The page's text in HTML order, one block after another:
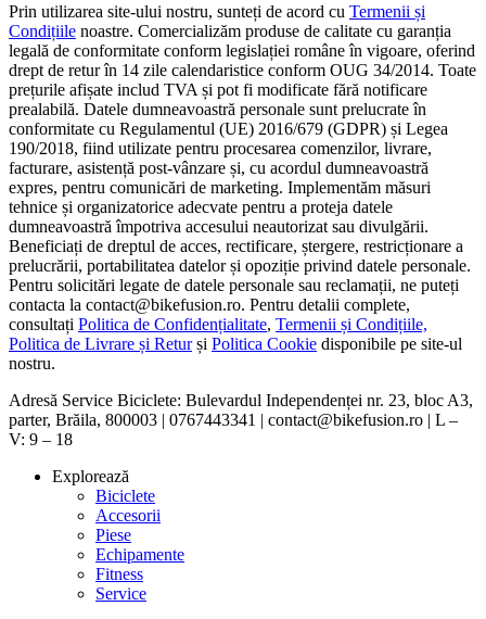
Prin utilizarea site-ului nostru, sunteți de acord cu Termenii și
Condițiile noastre. Comercializăm produse de calitate cu garanția
legală de conformitate conform legislației române în vigoare, oferind
drept de retur în 14 zile calendaristice conform OUG 34/2014. Toate
prețurile afișate includ TVA și pot fi modificate fără notificare
prealabilă. Datele dumneavoastră personale sunt prelucrate în
conformitate cu Regulamentul (UE) 2016/679 (GDPR) și Legea
190/2018, fiind utilizate pentru procesarea comenzilor, livrare,
facturare, asistență post-vânzare și, cu acordul dumneavoastră
expres, pentru comunicări de marketing. Implementăm măsuri
tehnice și organizatorice adecvate pentru a proteja datele
dumneavoastră împotriva accesului neautorizat sau divulgării.
Beneficiați de dreptul de acces, rectificare, ștergere, restricționare a
prelucrării, portabilitatea datelor și opoziție privind datele personale.
Pentru solicitări legate de datele personale sau reclamații, ne puteți
contacta la contact@bikefusion.ro. Pentru detalii complete,
consultați Politica de Confidențialitate, Termenii și Condițiile,
Politica de Livrare și Returși Politica Cookie disponibile pe site-ul
nostru.
Adresă Service Biciclete: Bulevardul Independenței nr. 23, bloc A3,
parter, Brăila, 800003 | 0767443341 | contact@bikefusion.ro | L –
V: 9 – 18
Explorează
Biciclete
Accesorii
Piese
Echipamente
Fitness
Service